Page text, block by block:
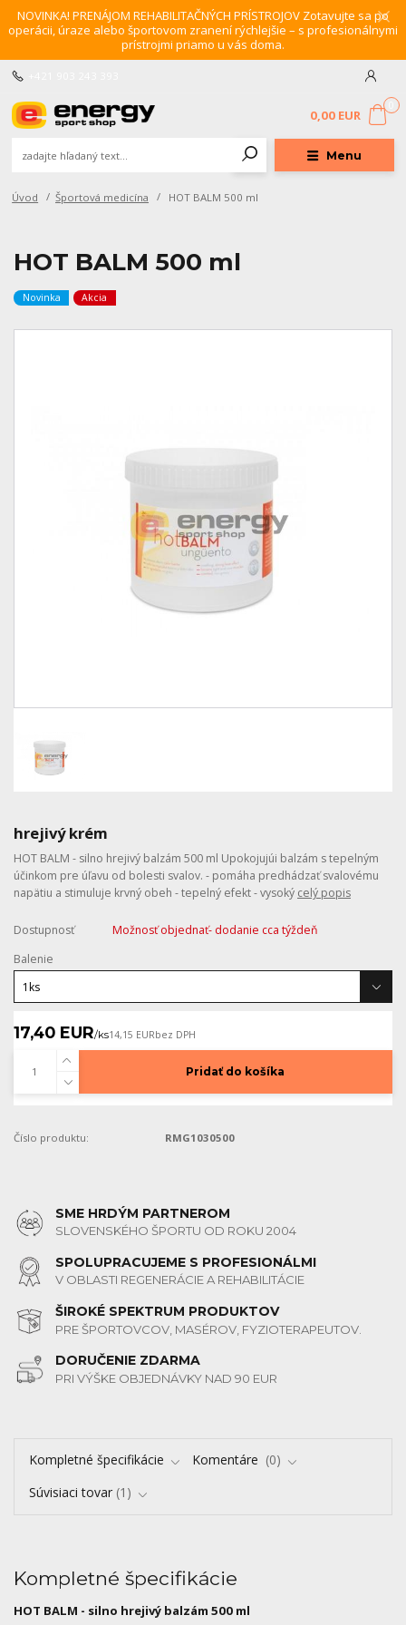
NOVINKA! PRENÁJOM REHABILITAČNÝCH PRÍSTROJOV Zotavujte sa po
operácii, úraze alebo športovom zranení rýchlejšie – s profesionálnymi
prístrojmi priamo u vás doma.
Menu
0,00 EUR
Úvod Športová medicína HOT BALM 500 ml
HOT BALM 500 ml
Novinka Akcia
hrejivý krém
HOT BALM - silno hrejivý balzám 500 ml Upokojujúi balzám s tepelným
účinkom pre úľavu od bolesti svalov. - pomáha predhádzať svalovému
napätiu a stimuluje krvný obeh - tepelný efekt - vysoký celý popis
Dostupnosť
Možnosť objednať- dodanie cca týždeň
Balenie
17,40 EUR/ks14,15 EURbez DPH
Pridať do košíka
Číslo produktu: RMG1030500
SME HRDÝM PARTNEROM
SLOVENSKÉHO ŠPORTU OD ROKU 2004
SPOLUPRACUJEME S PROFESIONÁLMI
V OBLASTI REGENERÁCIE A REHABILITÁCIE
ŠIROKÉ SPEKTRUM PRODUKTOV
PRE ŠPORTOVCOV, MASÉROV, FYZIOTERAPEUTOV.
DORUČENIE ZDARMA
PRI VÝŠKE OBJEDNÁVKY NAD 90 EUR
Kompletné špecifikácie Komentáre
0
Súvisiaci tovar 1
Kompletné špecifikácie
HOT BALM - silno hrejivý balzám 500 ml